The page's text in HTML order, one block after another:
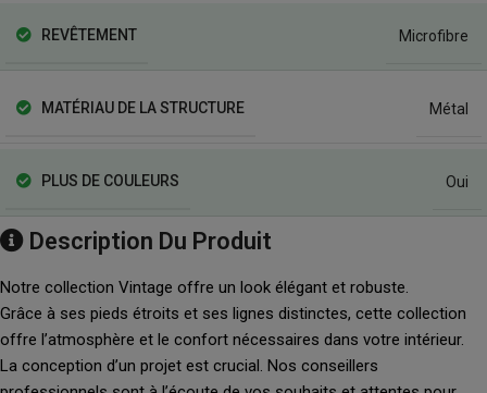
REVÊTEMENT Microfibre
MATÉRIAU DE LA STRUCTURE Métal
PLUS DE COULEURS Oui
Description Du Produit
Notre collection Vintage offre un look élégant et robuste.
Grâce à ses pieds étroits et ses lignes distinctes, cette collection
offre l’atmosphère et le confort nécessaires dans votre intérieur.
La conception d’un projet est crucial. Nos conseillers